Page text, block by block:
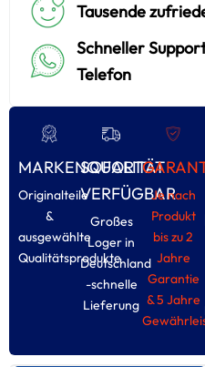
Tausende
Schneller
Telefon
MARKENQUALITÄT
Originalteile
&
ausgewählte
Qualitätsprodukte
SOFORT
VERFÜGBAR
Großes
Loger in
Deutschland
-schnelle
Lieferung
Je nach
Produkt
bis zu 2
Jahre
Garantie
& 5 Jahre